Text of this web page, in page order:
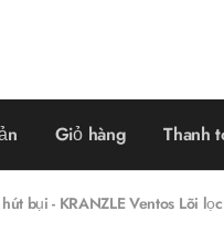
Giỏ hàng Thanh
bụi - KRANZLE Ventos Lõi